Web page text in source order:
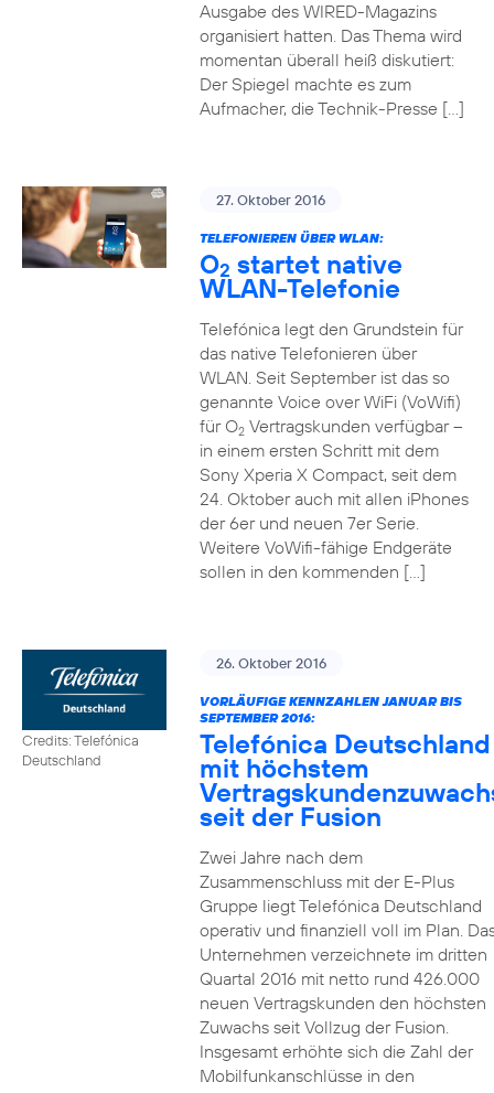
Ausgabe des WIRED-Magazins
organisiert hatten. Das Thema wird
momentan überall heiß diskutiert:
Der Spiegel machte es zum
Aufmacher, die Technik-Presse […]
27. Oktober 2016
TELEFONIEREN ÜBER WLAN:
O2 startet native
WLAN-Telefonie
Telefónica legt den Grundstein für
das native Telefonieren über
WLAN. Seit September ist das so
genannte Voice over WiFi (VoWifi)
für O2Vertragskunden verfügbar –
in einem ersten Schritt mit dem
Sony Xperia X Compact, seit dem
24. Oktober auch mit allen iPhones
der 6er und neuen 7er Serie.
Weitere VoWifi-fähige Endgeräte
sollen in den kommenden […]
Credits: Telefónica
Deutschland
26. Oktober 2016
VORLÄUFIGE KENNZAHLEN JANUAR BIS
SEPTEMBER 2016:
Telefónica Deutschland
mit höchstem
seit der Fusion
Zwei Jahre nach dem
Zusammenschluss mit der E-Plus
Gruppe liegt Telefónica Deutschland
operativ und finanziell voll im Plan.
Unternehmen verzeichnete im dritten
Quartal 2016 mit netto rund 426.000
neuen Vertragskunden den höchsten
Zuwachs seit Vollzug der Fusion.
Insgesamt erhöhte sich die Zahl der
Mobilfunkanschlüsse in den